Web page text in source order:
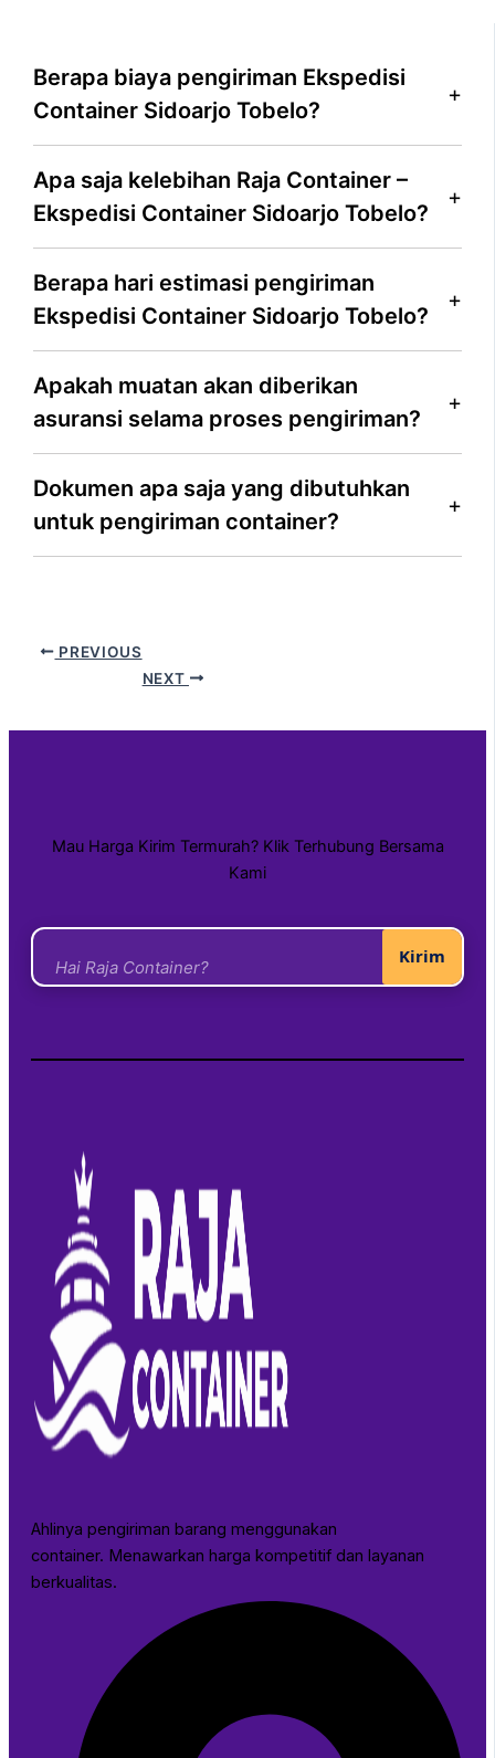
Berapa biaya pengiriman Ekspedisi
Container Sidoarjo Tobelo?
Apa saja kelebihan Raja Container –
Ekspedisi Container Sidoarjo Tobelo?
Berapa hari estimasi pengiriman
Ekspedisi Container Sidoarjo Tobelo?
Apakah muatan akan diberikan
asuransi selama proses pengiriman?
Dokumen apa saja yang dibutuhkan
untuk pengiriman container?
PREVIOUS
NEXT
Mau Harga Kirim Termurah? Klik Terhubung Bersama
Kami
Kirim
Ahlinya pengiriman barang menggunakan
container. Menawarkan harga kompetitif dan layanan
berkualitas.